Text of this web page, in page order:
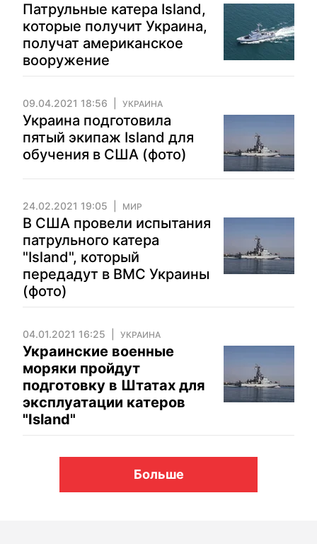
Патрульные катера Island,
которые получит Украина,
получат американское
вооружение
09.04.2021 18:56 УКРАИНА
Украина подготовила
пятый экипаж Island для
обучения в США (фото)
24.02.2021 19:05 МИР
В США провели испытания
патрульного катера
"Island", который
передадут в ВМС Украины
(фото)
04.01.2021 16:25 УКРАИНА
Украинские военные
моряки пройдут
подготовку в Штатах для
эксплуатации катеров
"Island"
Больше